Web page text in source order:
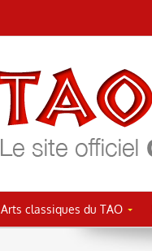
Arts classiques du TAO